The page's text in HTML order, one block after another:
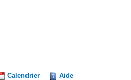
Calendrier Aide